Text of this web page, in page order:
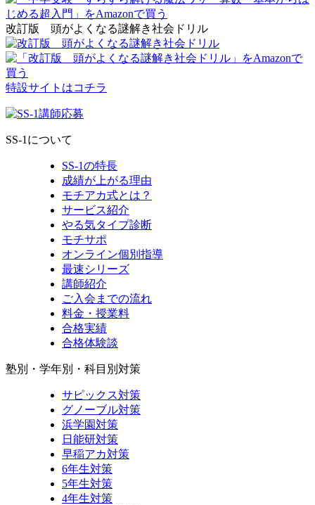
改訂版 頭がよくなる謎解き社会ドリル
特設サイトはコチラ
SS-1について
SS-1の特長
成績が上がる理由
モチアカ式とは？
サービス紹介
やる気タイプ診断
モチサポ
オンライン個別指導
最速シリーズ
講師紹介
ご入会までの流れ
料金・授業料
合格実績
合格体験談
塾別・学年別・科目別対策
サピックス対策
グノーブル対策
浜学園対策
日能研対策
早稲アカ対策
6年生対策
5年生対策
4年生対策